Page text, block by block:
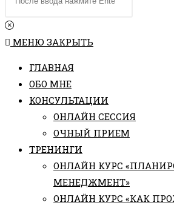
сайте
МЕНЮ ЗАКРЫТЬ
ГЛАВНАЯ
ОБО МНЕ
КОНСУЛЬТАЦИИ
ОНЛАЙН СЕССИЯ
ОЧНЫЙ ПРИЕМ
ТРЕНИНГИ
ОНЛАЙН КУРС
МЕНЕДЖМЕНТ»
ОНЛАЙН КУРС «КАК